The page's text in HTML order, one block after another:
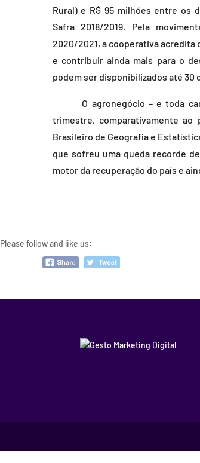
Rural) e R$ 95 milhões entre os
Safra 2018/2019. Pela
2020/2021, a cooperativa acredita
e contribuir ainda mais para o
podem ser disponibilizados até 30
O agronegócio – e toda
trimestre, comparativamente
Brasileiro de Geografia e
que sofreu uma queda recorde
motor da recuperação do país e
Please follow and like us: